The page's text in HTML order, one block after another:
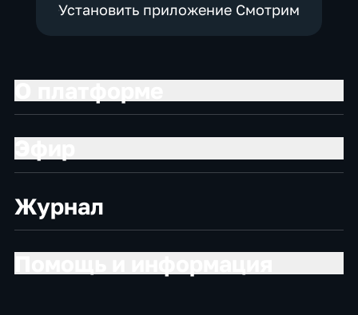
Установить приложение Смотрим
Журнал